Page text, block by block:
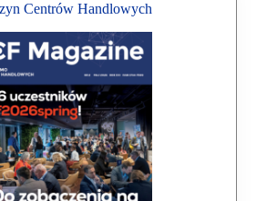
Centrów Handlowych